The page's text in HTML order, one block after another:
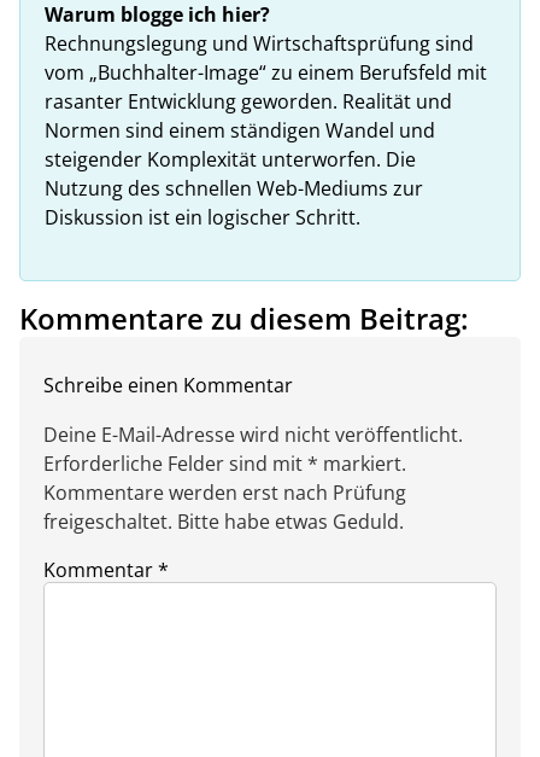
Warum blogge ich hier?
Rechnungslegung und Wirtschaftsprüfung sind
vom „Buchhalter-Image“ zu einem Berufsfeld mit
rasanter Entwicklung geworden. Realität und
Normen sind einem ständigen Wandel und
steigender Komplexität unterworfen. Die
Nutzung des schnellen Web-Mediums zur
Diskussion ist ein logischer Schritt.
Kommentare zu diesem Beitrag:
Schreibe einen Kommentar
Deine E-Mail-Adresse wird nicht veröffentlicht.
Erforderliche Felder sind mit * markiert.
Kommentare werden erst nach Prüfung
freigeschaltet. Bitte habe etwas Geduld.
Kommentar*